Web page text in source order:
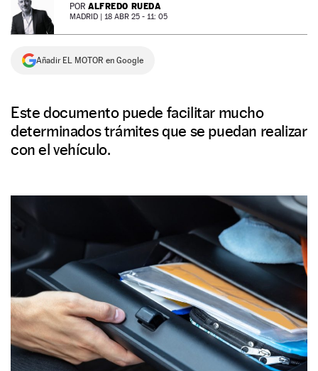
NEWSLETTER
SÍGUENOS
POR ALFREDO RUEDA
MADRID | 18 ABR 25 - 11: 05
Añadir EL MOTOR en Google
Este documento puede facilitar mucho
determinados trámites que se puedan realizar
con el vehículo.